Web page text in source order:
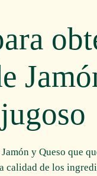
y Queso que
calidad de los